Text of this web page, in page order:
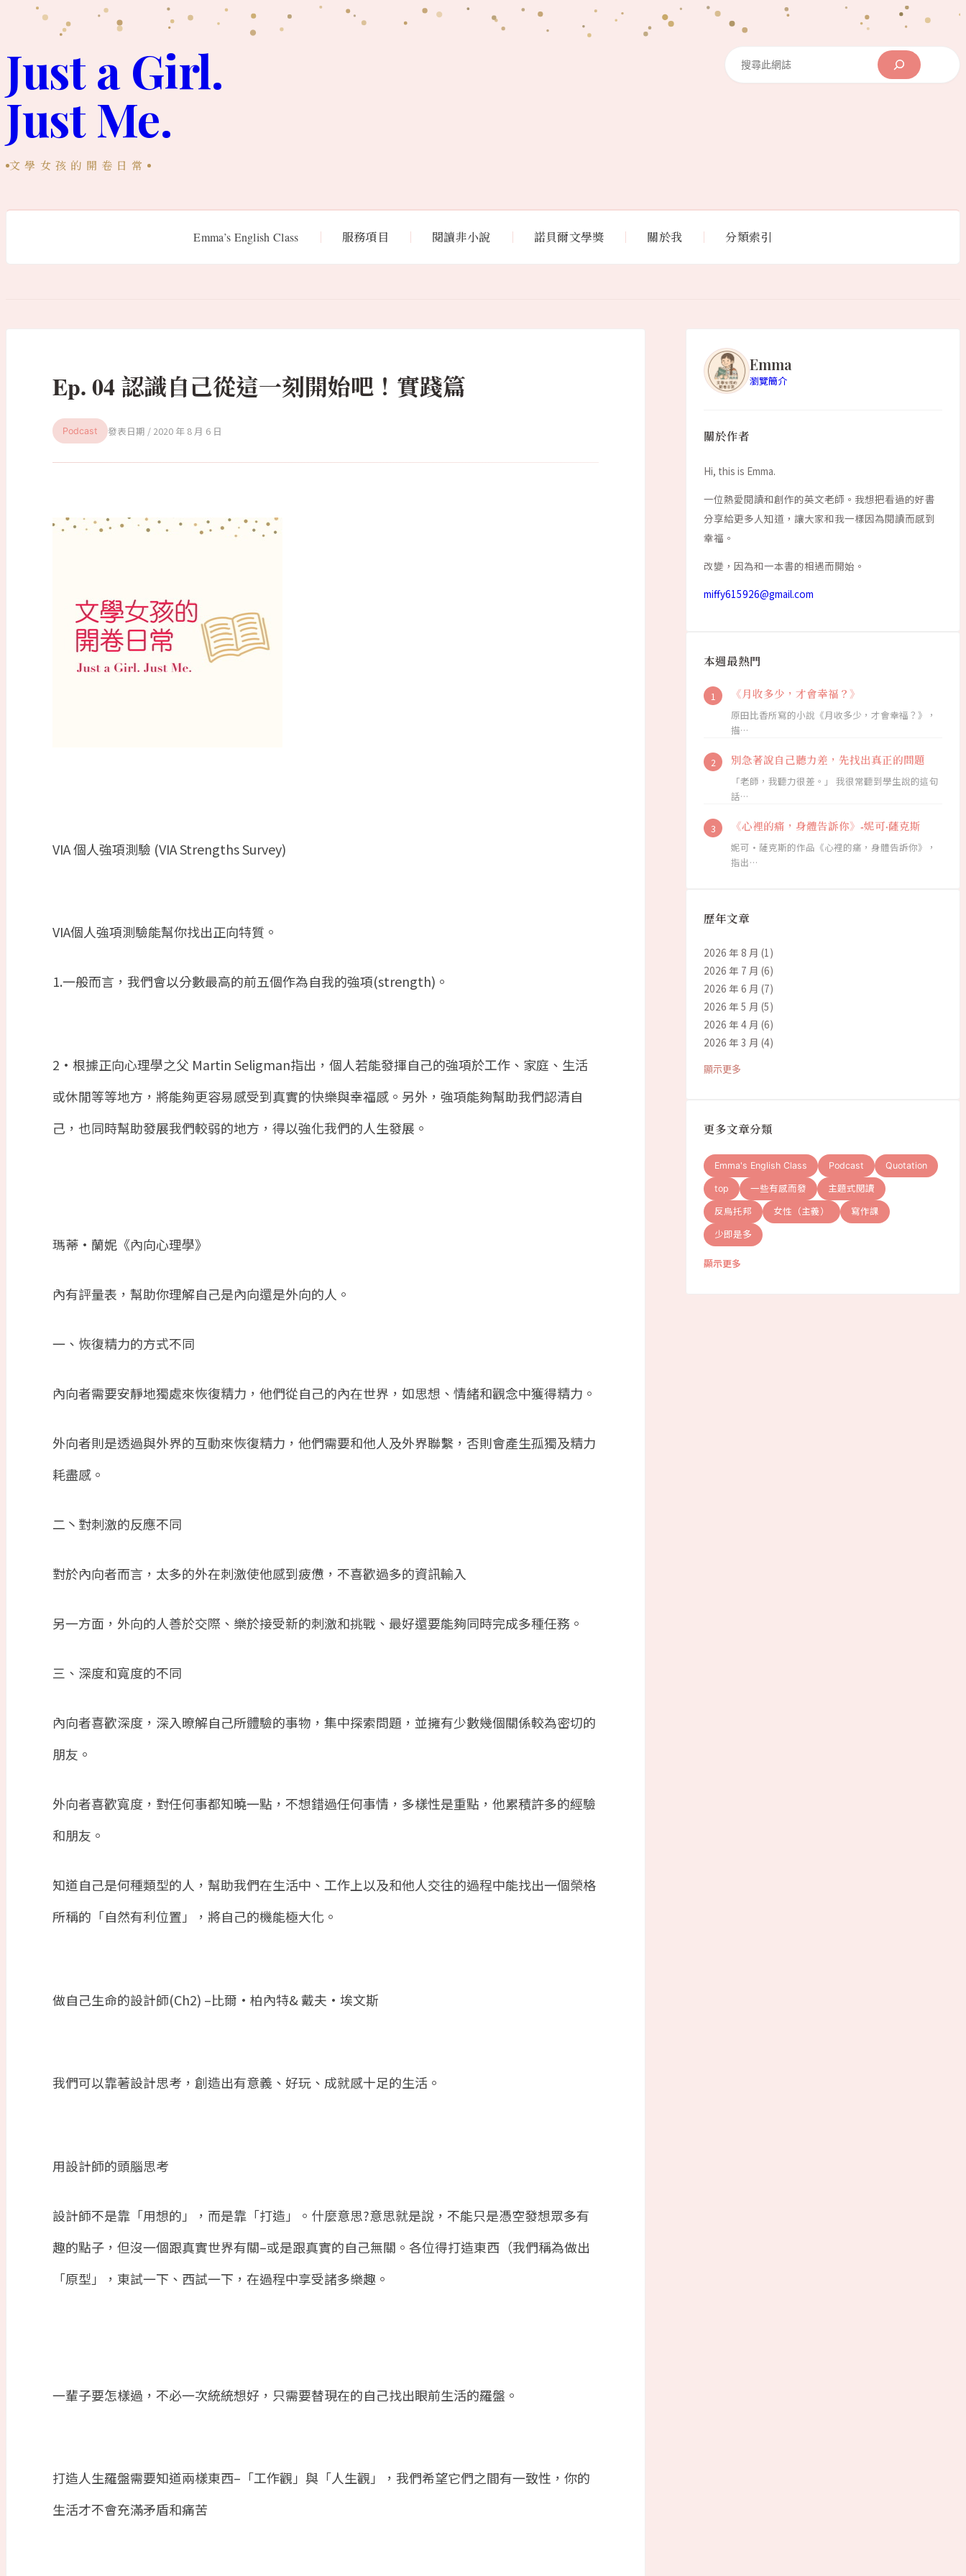
要
內
容
Just a Girl.
Just Me.
文學女孩的開卷日常
Search
Emma’s English Class 服務項目 閱讀非小說 諾貝爾文學獎 關於我 分類索引
Ep. 04 認識自己從這一刻開始吧！實踐篇
Podcast 2020 年 8 月 6 日
VIA個人強項測驗 (VIA Strengths Survey)
VIA個人強項測驗能幫你找出正向特質。
1.一般而言，我們會以分數最高的前五個作為自我的強項(strength) 。
2 ·根據正向心理學之父 Martin Seligman指出，個人若能發揮自己的強項於工作、家庭、生活
或休閒等等地方，將能夠更容易感受到真實的快樂與幸福感。另外，強項能夠幫助我們認清自
己，也同時幫助發展我們較弱的地方，得以強化我們的人生發展。
瑪蒂 • 蘭妮《內向心理學》
內有評量表，幫助你理解自己是內向還是外向的人。
一、恢復精力的方式不同
內向者需要安靜地獨處來恢復精力，他們從自己的內在世界，如思想、情緒和觀念中獲得精力。
外向者則是透過與外界的互動來恢復精力，他們需要和他人及外界聯繫，否則會產生孤獨及精力
耗盡感。
二丶對刺激的反應不同
對於內向者而言，太多的外在刺激使他感到疲憊，不喜歡過多的資訊輸入
另一方面，外向的人善於交際、樂於接受新的刺激和挑戰、最好還要能夠同時完成多種任務。
三、深度和寬度的不同
內向者喜歡深度，深入暸解自己所體驗的事物，集中探索問題，並擁有少數幾個關係較為密切的
朋友。
外向者喜歡寬度，對任何事都知曉一點，不想錯過任何事情，多樣性是重點，他累積許多的經驗
和朋友。
知道自己是何種類型的人，幫助我們在生活中、工作上以及和他人交往的過程中能找出一個榮格
所稱的「自然有利位置」，將自己的機能極大化。
做自己生命的設計師(Ch2) –比爾 • 柏內特&戴夫 • 埃文斯
我們可以靠著設計思考，創造出有意義、好玩、成就感十足的生活。
用設計師的頭腦思考
設計師不是靠「用想的」，而是靠「打造」。什麼意思?意思就是說，不能只是憑空發想眾多有
趣的點子，但沒一個跟真實世界有關–或是跟真實的自己無關。各位得打造東西（我們稱為做出
「原型」，東試一下、西試一下，在過程中享受諸多樂趣。
一輩子要怎樣過，不必一次統統想好，只需要替現在的自己找出眼前生活的羅盤。
打造人生羅盤需要知道兩樣東西– 「工作觀」與「人生觀」，我們希望它們之間有一致性，你的
生活才不會充滿矛盾和痛苦
Emma
瀏覽簡介
關於作者
Hi, this is Emma.
一位熱愛閱讀和創作的英文老師。我想把看過的好書
分享給更多人知道，讓大家和我一樣因為閱讀而感到
幸福。
改變，因為和一本書的相遇而開始。
miffy615926@gmail.com
本週最熱門
《月收多少，才會幸福？》
原田比香所寫的小說《月收多少，才會幸福？》，
描…
別急著說自己聽力差，先找出真正的問題
「老師，我聽力很差。」 我很常聽到學生說的這句
話…
《心裡的痛，身體告訴你》-妮可·薩克斯
妮可·薩克斯的作品《心裡的痛，身體告訴你》，
指出…
歷年文章
2026 年 8 月 (1)
2026 年 7 月 (6)
2026 年 6 月 (7)
2026 年 5 月 (5)
2026 年 4 月 (6)
2026 年 3 月 (4)
顯示更多
更多文章分類
Emma's English Class Podcast Quotation
top 一些有感而發 主題式閱讀
反烏托邦 女性（主義） 寫作課
少即是多
顯示更多